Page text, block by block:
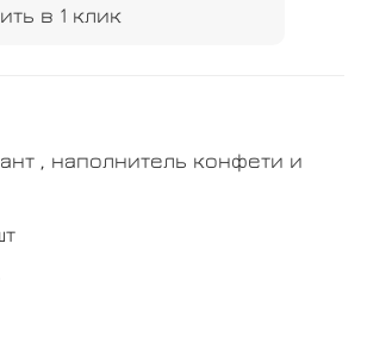
в 1 клик
, наполнитель конфети и